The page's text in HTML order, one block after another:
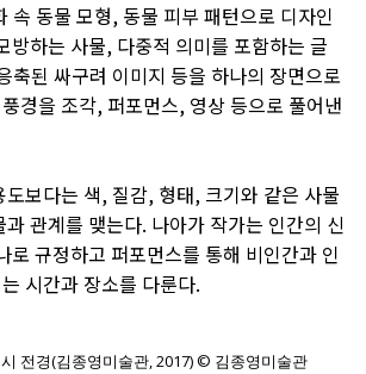
속 동물 모형, 동물 피부 패턴으로 디자인
방하는 사물, 다중적 의미를 포함하는 글
축된 싸구려 이미지 등을 하나의 장면으로
경을 조각, 퍼포먼스, 영상 등으로 풀어낸
도보다는 색, 질감, 형태, 크기와 같은 사물
관계를 맺는다. 나아가 작가는 인간의 신
로 규정하고 퍼포먼스를 통해 비인간과 인
시간과 장소를 다룬다.
시 전경(김종영미술관, 2017) © 김종영미술관